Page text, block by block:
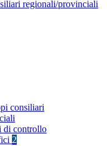
regionali/provinciali
consiliari
di controllo
2